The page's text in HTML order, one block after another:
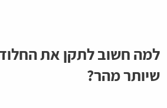
למה חשוב לתקן את
שיותר מהר?